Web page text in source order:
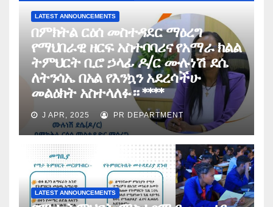
LATEST ANNOUNCEMENTS
በምክትል ርዕሰ መስተዳደር ማዕረግ
የማህበራዊ ዘርፍ አስተባባሪና የአማራ ክልል
ትምህርት ቢሮ ኃላፊ ዶ/ር ሙሉነሽ ደሴ
ለትንሳኤ በአል የእንኳን አደረሳችሁ
መልዕክት አስተላለፉ። ****
J APR, 2025 PR DEPARTMENT
LATEST ANNOUNCEMENTS